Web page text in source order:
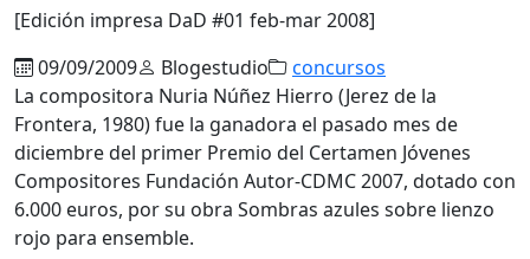
[Edición impresa DaD #01 feb-mar 2008]
09/09/2009
Blogestudio
concursos
La compositora Nuria Núñez Hierro (Jerez de la
Frontera, 1980) fue la ganadora el pasado mes de
diciembre del primer Premio del Certamen Jóvenes
Compositores Fundación Autor-CDMC 2007, dotado con
6.000 euros, por su obra Sombras azules sobre lienzo
rojo para ensemble.